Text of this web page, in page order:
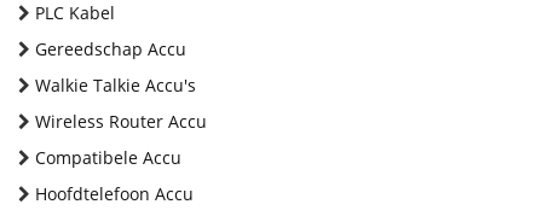
PLC Kabel
Gereedschap Accu
Walkie Talkie Accu's
Wireless Router Accu
Compatibele Accu
Hoofdtelefoon Accu